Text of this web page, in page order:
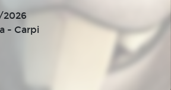
- Carpi